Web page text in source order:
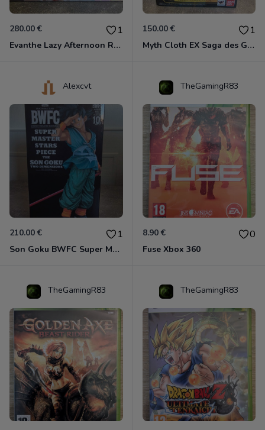
280.00 € 1
Evanthe Lazy Afternoon Red Pride of Eden
150.00 € 1
Myth Cloth EX Saga des Gémeaux
Alexcvt
210.00 € 1
Son Goku BWFC Super Master Stars
TheGamingR83
8.90 € 0
Fuse Xbox 360
TheGamingR83 TheGamingR83